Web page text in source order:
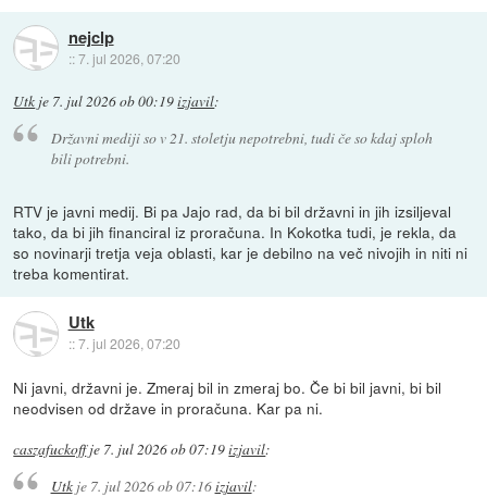
nejclp
::7. jul 2026, 07:20
Utk je 7. jul 2026 ob 00:19izjavil:
Državni mediji so v 21. stoletju nepotrebni, tudi če so kdaj sploh
bili potrebni.
RTV je javni medij. Bi pa Jajo rad, da bi bil državni in jih izsiljeval
tako, da bi jih financiral iz proračuna. In Kokotka tudi, je rekla, da
so novinarji tretja veja oblasti, kar je debilno na več nivojih in niti ni
treba komentirat.
Utk
::7. jul 2026, 07:20
Ni javni, državni je. Zmeraj bil in zmeraj bo. Če bi bil javni, bi bil
neodvisen od države in proračuna. Kar pa ni.
caszafuckoffje 7. jul 2026 ob 07:19izjavil:
Utkje 7. jul 2026 ob 07:16izjavil: